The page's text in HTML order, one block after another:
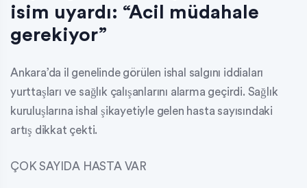
isim uyardı: “Acil müdahale
gerekiyor”
Ankara’da il genelinde görülen ishal salgını iddiaları
yurttaşları ve sağlık çalışanlarını alarma geçirdi. Sağlık
kuruluşlarına ishal şikayetiyle gelen hasta sayısındaki
artış dikkat çekti.
ÇOK SAYIDA HASTA VAR